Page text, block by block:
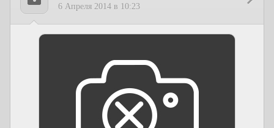
6 Апреля 2014 в 10:23